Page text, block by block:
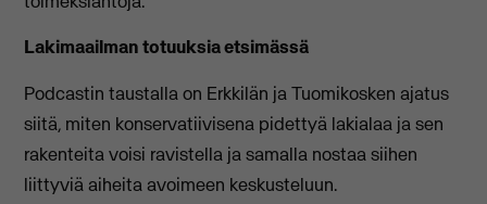
Lakimaailman totuuksia etsimässä
Podcastin taustalla on Erkkilän ja Tuomikosken ajatus
siitä, miten konservatiivisena pidettyä lakialaa ja sen
rakenteita voisi ravistella ja samalla nostaa siihen
liittyviä aiheita avoimeen keskusteluun.